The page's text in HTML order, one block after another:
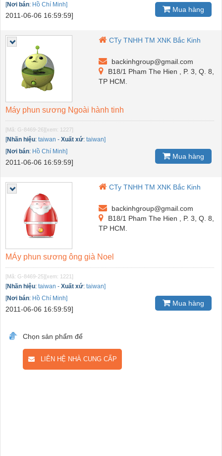
[Nơi bán: Hồ Chí Minh]
2011-06-06 16:59:59]
Mua hàng
CTy TNHH TM XNK Bắc Kinh
backinhgroup@gmail.com
B18/1 Pham The Hien , P. 3, Q. 8,
TP HCM.
Máy phun sương Ngoài hành tinh
[Mã: G-8469-26][xem: 1227]
[Nhãn hiệu: taiwan - Xuất xứ: taiwan]
[Nơi bán: Hồ Chí Minh]
2011-06-06 16:59:59]
Mua hàng
CTy TNHH TM XNK Bắc Kinh
backinhgroup@gmail.com
B18/1 Pham The Hien , P. 3, Q. 8,
TP HCM.
MÁy phun sương ông già Noel
[Mã: G-8469-25][xem: 1221]
[Nhãn hiệu: taiwan - Xuất xứ: taiwan]
[Nơi bán: Hồ Chí Minh]
2011-06-06 16:59:59]
Mua hàng
Chọn sản phẩm để
LIÊN HỆ NHÀ CUNG CẤP